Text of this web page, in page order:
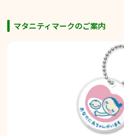
マタニティマークのご案内